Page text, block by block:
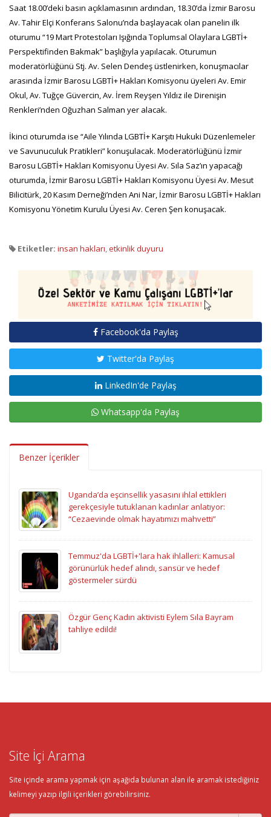
Saat 18.00’deki basın açıklamasının ardından, 18.30’da İzmir Barosu
Av. Tahir Elçi Konferans Salonu’nda başlayacak olan panelin ilk
oturumu “19 Mart Protestoları Işığında Toplumsal Olaylara LGBTİ+
Perspektifinden Bakmak” başlığıyla yapılacak. Oturumun
moderatörlüğünü Stj. Av. Selen Dendeş üstlenirken, konuşmacılar
arasında İzmir Barosu LGBTİ+ Hakları Komisyonu üyeleri Av. Emir
Okul, Av. Tuğçe Güvercin, Av. İrem Reyşen Yıldız ile Direnişin
Renkleri’nden Oğuzhan Salman yer alacak.
İkinci oturumda ise “Aile Yılında LGBTİ+ Karşıtı Hukuki Düzenlemeler
ve Savunuculuk Pratikleri” konuşulacak. Moderatörlüğünü İzmir
Barosu LGBTİ+ Hakları Komisyonu Üyesi Av. Sıla Saz’ın yapacağı
oturumda, İzmir Barosu LGBTİ+ Hakları Komisyonu Üyesi Av. Mesut
Bilicitürk, 20 Kasım Derneği’nden Ani Nar, İzmir Barosu LGBTİ+ Hakları
Komisyonu Yönetim Kurulu Üyesi Av. Ceren Şen konuşacak.
Etiketler: insan hakları,etkinlik duyuru
Facebook'da Paylaş
Twitter'da Paylaş
LinkedIn'de Paylaş
Whatsapp'da Paylaş
Benzer İçerikler
Uganda’da eşcinsellik yasasını ihlal ettikleri
gerekçesiyle tutuklanan kadınlar anlatıyor:
“Cezaevinde olmak hayatımızı mahvetti”
Temmuz'da LGBTİ+'lara hak ihlalleri: Kamusal
görünürlük hedef alındı, sansür ve hedef
göstermeler sürdü
Özgür Genç Kadın aktivisti Eylem Sıla Bayram
tahliye edildi!
Site İçi Arama
Site içinde arama yapmak için aşağıda bulunan alan ile aramak istediğiniz
kelimeyi yazıp ilgili içerikleri görebilirsiniz.